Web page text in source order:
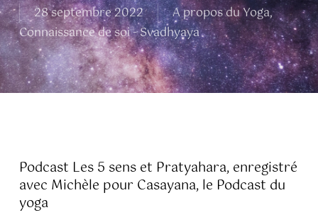
28 septembre 2022 A propos du Yoga,
Connaissance de soi - Svadhyaya
Podcast Les 5 sens et Pratyahara, enregistré
avec Michèle pour Casayana, le Podcast du
yoga